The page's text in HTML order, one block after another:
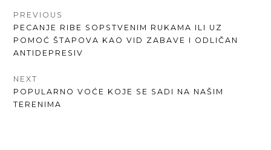
КРЕТАЊЕ
ЧЛАНКА
PREVIOUS
PREVIOUS
POST:
PECANJE RIBE SOPSTVENIM RUKAMA ILI UZ
POMOĆ ŠTAPOVA KAO VID ZABAVE I ODLIČAN
ANTIDEPRESIV
NEXT
NEXT
POST:
POPULARNO VOĆE KOJE SE SADI NA NAŠIM
TERENIMA